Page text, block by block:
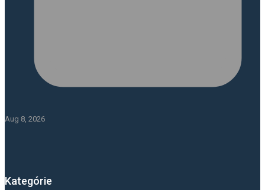
Aug 8, 2026
Kategórie